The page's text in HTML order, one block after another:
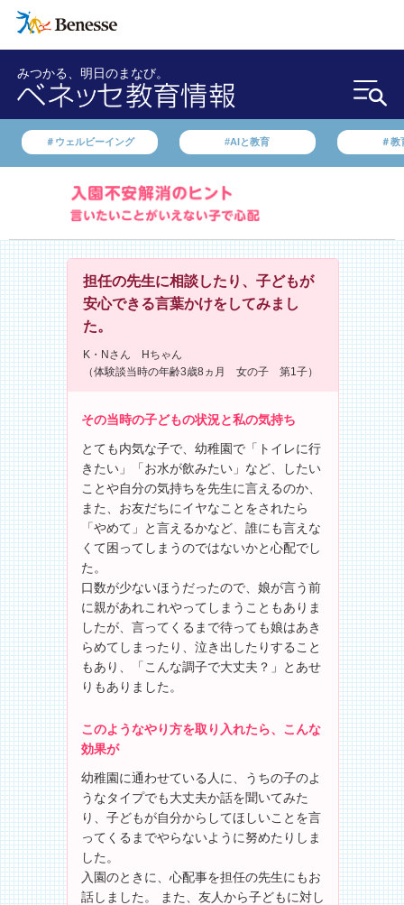
みつかる、明日のまなび。
＃ウェルビーイング #AIと教育 ＃教
担任の先生に相談したり、子どもが
安心できる言葉かけをしてみまし
た。
K・Nさん Hちゃん
（体験談当時の年齢3歳8ヵ月 女の子 第1子）
その当時の子どもの状況と私の気持ち
とても内気な子で、幼稚園で「トイレに行
きたい」「お水が飲みたい」など、したい
ことや自分の気持ちを先生に言えるのか、
また、お友だちにイヤなことをされたら
「やめて」と言えるかなど、誰にも言えな
くて困ってしまうのではないかと心配でし
た。
口数が少ないほうだったので、娘が言う前
に親があれこれやってしまうこともありま
したが、言ってくるまで待っても娘はあき
らめてしまったり、泣き出したりすること
もあり、「こんな調子で大丈夫？」とあせ
りもありました。
このようなやり方を取り入れたら、こんな
効果が
幼稚園に通わせている人に、うちの子のよ
うなタイプでも大丈夫か話を聞いてみた
り、子どもが自分からしてほしいことを言
ってくるまでやらないように努めたりしま
した。
入園のときに、心配事を担任の先生にもお
話しました。 また、友人から子どもに対し